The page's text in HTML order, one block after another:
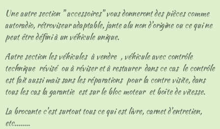
Une autre section " accessoires" vous donneront des pièces comme
autoradio, rétroviseur adaptable, jante alu non d'origine ou ce qui ne
peut être défini à un véhicule unique.
Autre section les véhicules à vendre , véhicule avec contrôle
technique révisé ou à réviser et à restaurer dans ce cas le contrôle
est fait aussi mais sans les réparations pour la contre visite, dans
tous les cas la garantie est sur le bloc moteur et boîte de vitesse.
La brocante c'est surtout tous ce qui est livre, carnet d'entretien,
etc........